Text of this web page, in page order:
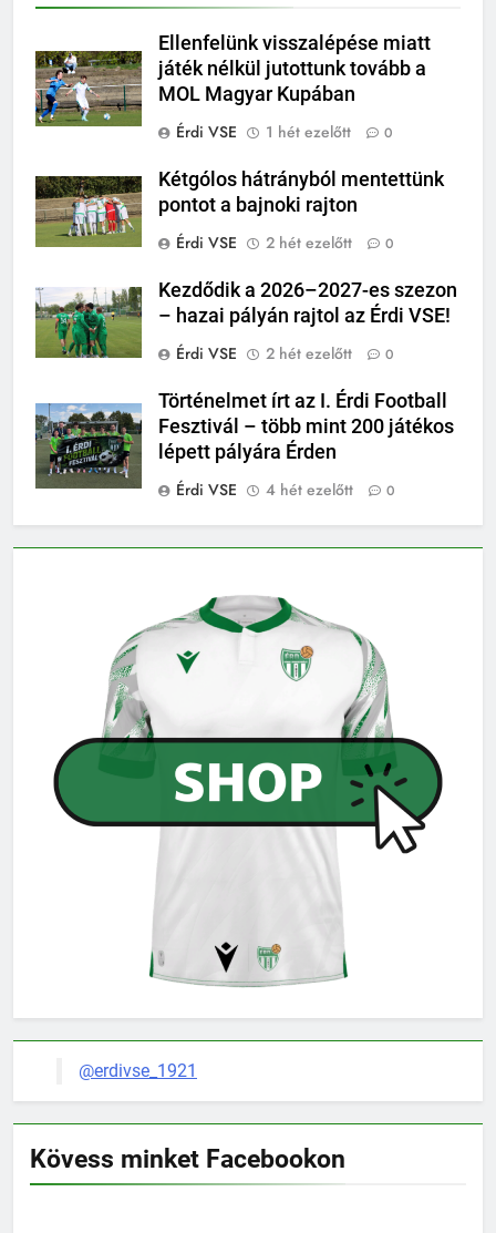
Ellenfelünk visszalépése miatt
játék nélkül jutottunk tovább a
MOL Magyar Kupában
Érdi VSE
1 hét ezelőtt 0
Kétgólos hátrányból mentettünk
pontot a bajnoki rajton
Érdi VSE
2 hét ezelőtt 0
Kezdődik a 2026–2027-es szezon
– hazai pályán rajtol az Érdi VSE!
Érdi VSE
2 hét ezelőtt 0
Történelmet írt az I. Érdi Football
Fesztivál – több mint 200 játékos
lépett pályára Érden
Érdi VSE
4 hét ezelőtt 0
@erdivse_1921
Kövess minket Facebookon